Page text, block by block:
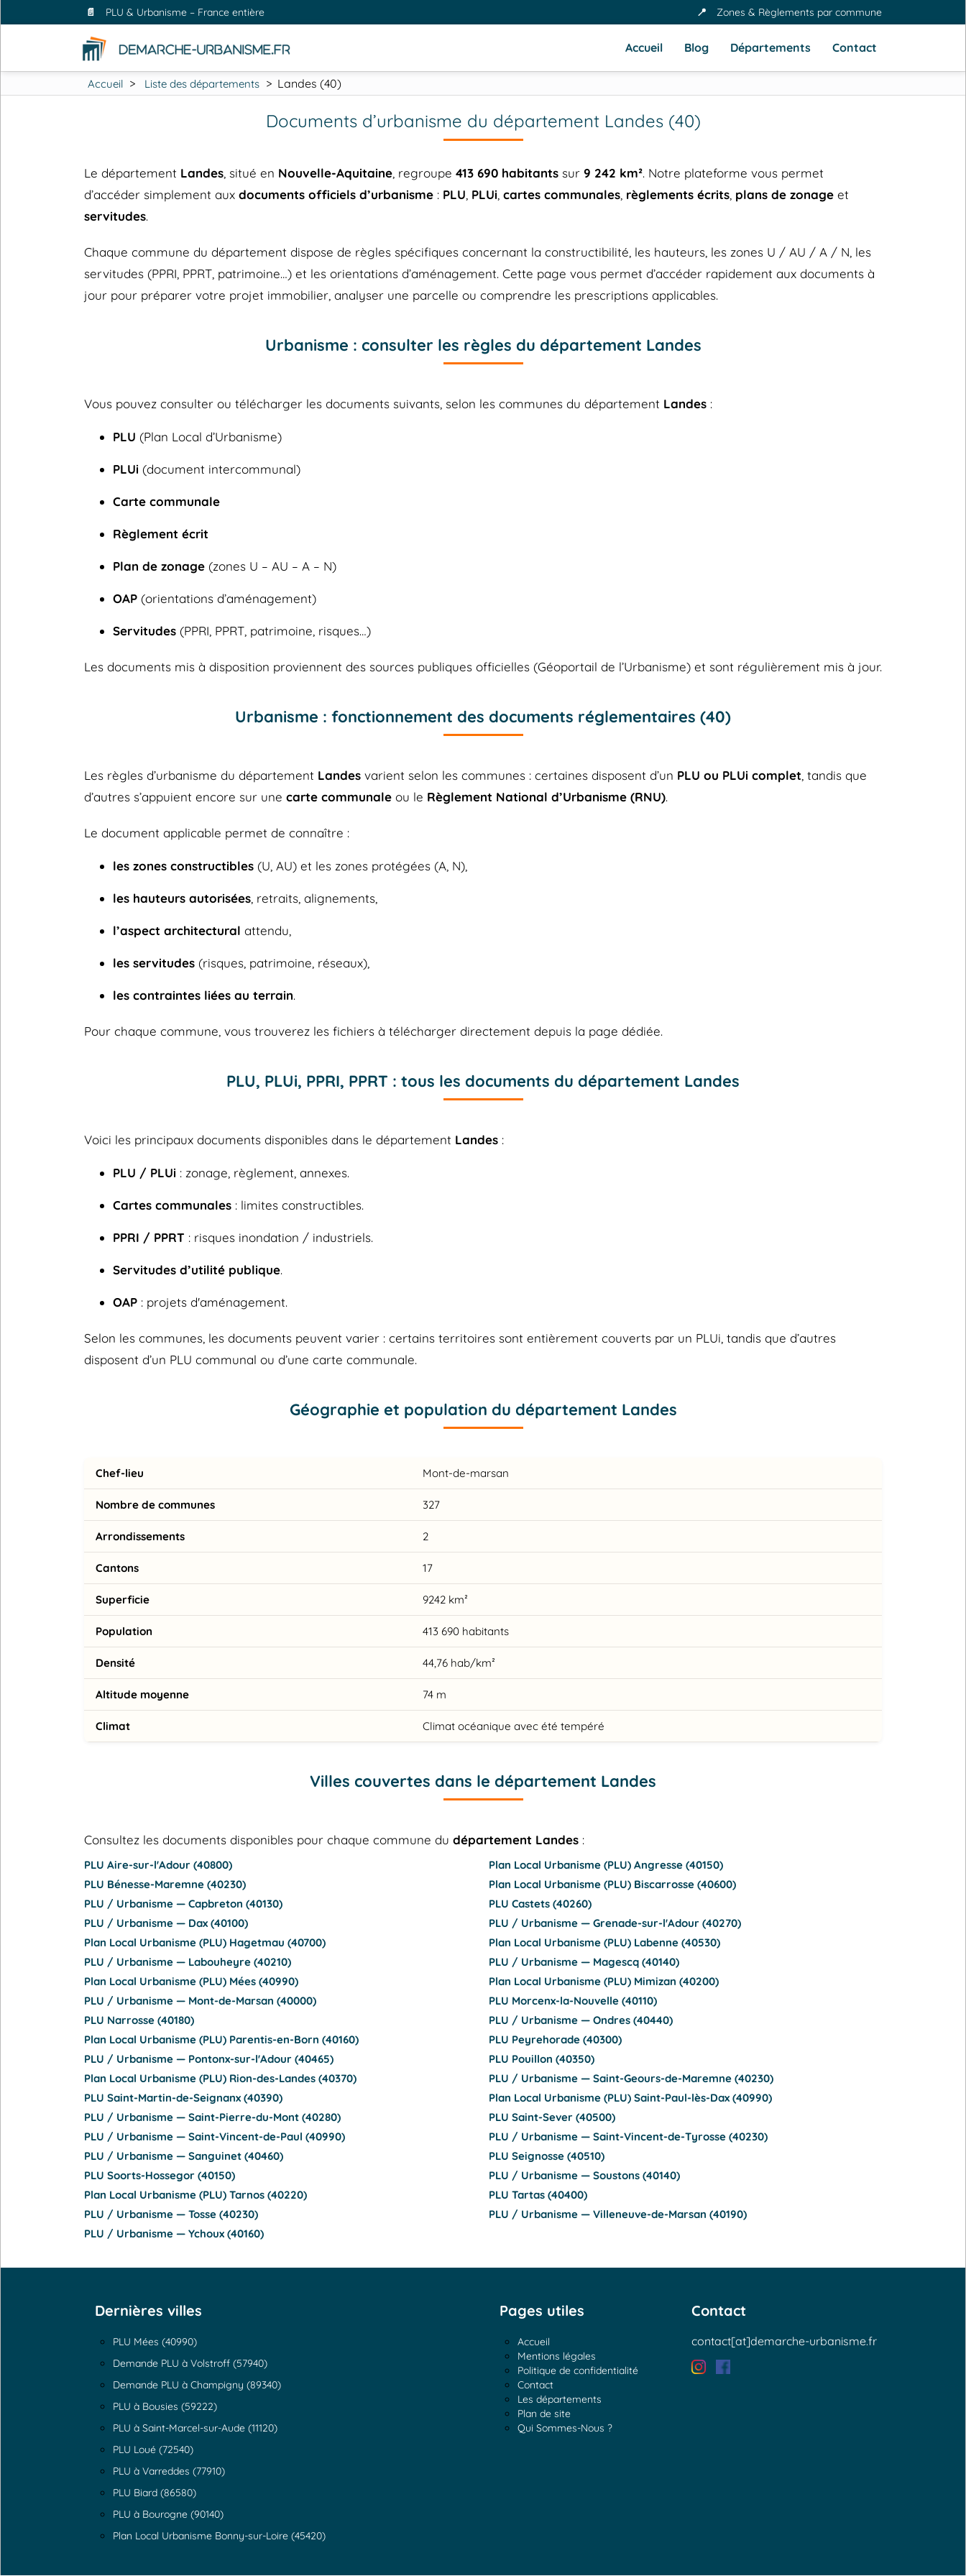
📄 PLU & Urbanisme – France entière 📍 Zones & Règlements par commune
Accueil Blog Départements Contact
Accueil > Liste des départements > Landes (40)
Documents d’urbanisme du département Landes (40)
Le département Landes , situé en Nouvelle-Aquitaine , regroupe 413 690 habitants sur 9 242 km². Notre plateforme vous permet
d’accéder simplement aux documents officiels d’urbanisme : PLU PLUi cartes communales règlements écrits plans de zonage et
servitudes.
Chaque commune du département dispose de règles spécifiques concernant la constructibilité, les hauteurs, les zones U / AU / A / N, les
servitudes (PPRI, PPRT, patrimoine…) et les orientations d’aménagement. Cette page vous permet d’accéder rapidement aux documents à
jour pour préparer votre projet immobilier, analyser une parcelle ou comprendre les prescriptions applicables.
Urbanisme : consulter les règles du département Landes
Vous pouvez consulter ou télécharger les documents suivants, selon les communes du département Landes :
PLU (Plan Local d’Urbanisme)
PLUi (document intercommunal)
Carte communale
Règlement écrit
Plan de zonage (zones U – AU – A – N)
OAP (orientations d’aménagement)
Servitudes (PPRI, PPRT, patrimoine, risques…)
Les documents mis à disposition proviennent des sources publiques officielles (Géoportail de l’Urbanisme) et sont régulièrement mis à jour.
Urbanisme : fonctionnement des documents réglementaires (40)
Les règles d’urbanisme du département Landes varient selon les communes : certaines disposent d’un PLU ou PLUi complet , tandis que
d’autres s’appuient encore sur une carte communale ou le Règlement National d’Urbanisme (RNU).
Le document applicable permet de connaître :
les zones constructibles (U, AU) et les zones protégées (A, N),
les hauteurs autorisées , retraits, alignements,
l’aspect architectural attendu,
les servitudes (risques, patrimoine, réseaux),
les contraintes liées au terrain.
Pour chaque commune, vous trouverez les fichiers à télécharger directement depuis la page dédiée.
PLU, PLUi, PPRI, PPRT : tous les documents du département Landes
Voici les principaux documents disponibles dans le département Landes :
PLU / PLUi : zonage, règlement, annexes.
Cartes communales : limites constructibles.
PPRI / PPRT : risques inondation / industriels.
Servitudes d’utilité publique.
OAP : projets d'aménagement.
Selon les communes, les documents peuvent varier : certains territoires sont entièrement couverts par un PLUi, tandis que d’autres
disposent d’un PLU communal ou d’une carte communale.
Géographie et population du département Landes
Chef-lieu Mont-de-marsan
Nombre de communes 327
Arrondissements 2
Cantons 17
Superficie 9242 km²
Population 413 690 habitants
Densité 44,76 hab/km²
Altitude moyenne 74 m
Climat Climat océanique avec été tempéré
Villes couvertes dans le département Landes
Consultez les documents disponibles pour chaque commune du département Landes :
PLU Aire-sur-l'Adour (40800)
Plan Local Urbanisme (PLU) Angresse (40150)
PLU Bénesse-Maremne (40230)
Plan Local Urbanisme (PLU) Biscarrosse (40600)
PLU / Urbanisme — Capbreton (40130)
PLU Castets (40260)
PLU / Urbanisme — Dax (40100)
PLU / Urbanisme — Grenade-sur-l'Adour (40270)
Plan Local Urbanisme (PLU) Hagetmau (40700)
Plan Local Urbanisme (PLU) Labenne (40530)
PLU / Urbanisme — Labouheyre (40210)
PLU / Urbanisme — Magescq (40140)
Plan Local Urbanisme (PLU) Mées (40990)
Plan Local Urbanisme (PLU) Mimizan (40200)
PLU / Urbanisme — Mont-de-Marsan (40000)
PLU Morcenx-la-Nouvelle (40110)
PLU Narrosse (40180)
PLU / Urbanisme — Ondres (40440)
Plan Local Urbanisme (PLU) Parentis-en-Born (40160)
PLU Peyrehorade (40300)
PLU / Urbanisme — Pontonx-sur-l'Adour (40465)
PLU Pouillon (40350)
Plan Local Urbanisme (PLU) Rion-des-Landes (40370)
PLU / Urbanisme — Saint-Geours-de-Maremne (40230)
PLU Saint-Martin-de-Seignanx (40390)
Plan Local Urbanisme (PLU) Saint-Paul-lès-Dax (40990)
PLU / Urbanisme — Saint-Pierre-du-Mont (40280)
PLU Saint-Sever (40500)
PLU / Urbanisme — Saint-Vincent-de-Paul (40990)
PLU / Urbanisme — Saint-Vincent-de-Tyrosse (40230)
PLU / Urbanisme — Sanguinet (40460)
PLU Seignosse (40510)
PLU Soorts-Hossegor (40150)
PLU / Urbanisme — Soustons (40140)
Plan Local Urbanisme (PLU) Tarnos (40220)
PLU Tartas (40400)
PLU / Urbanisme — Tosse (40230)
PLU / Urbanisme — Villeneuve-de-Marsan (40190)
PLU / Urbanisme — Ychoux (40160)
Dernières villes
PLU Mées (40990)
Demande PLU à Volstroff (57940)
Demande PLU à Champigny (89340)
PLU à Bousies (59222)
PLU à Saint-Marcel-sur-Aude (11120)
PLU Loué (72540)
PLU à Varreddes (77910)
PLU Biard (86580)
PLU à Bourogne (90140)
Plan Local Urbanisme Bonny-sur-Loire (45420)
Pages utiles
Accueil
Mentions légales
Politique de confidentialité
Contact
Les départements
Plan de site
Qui Sommes-Nous ?
Contact
contact[at]demarche-urbanisme.fr